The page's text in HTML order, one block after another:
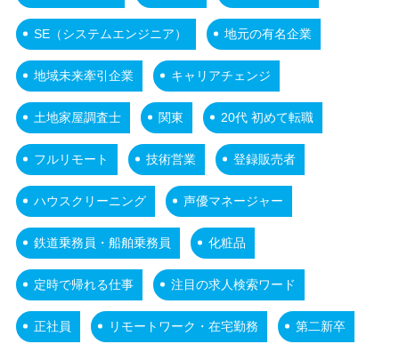
SE（システムエンジニア） 地元の有名企業
地域未来牽引企業 キャリアチェンジ
土地家屋調査士 関東 20代 初めて転職
フルリモート 技術営業 登録販売者
ハウスクリーニング 声優マネージャー
鉄道乗務員・船舶乗務員 化粧品
定時で帰れる仕事 注目の求人検索ワード
正社員 リモートワーク・在宅勤務 第二新卒